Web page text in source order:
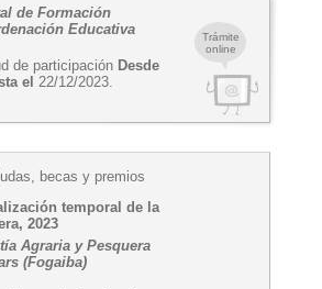
Trámite
online
de Formación
Educativa
de participación Desde
el 22/12/2023.
becas y premios
temporal de la
2023
Agraria y Pesquera
(Fogaiba)